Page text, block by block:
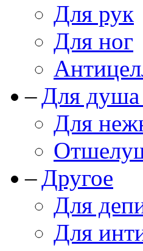
Для рук
Для ног
Для
Для
Другое
Для
Для